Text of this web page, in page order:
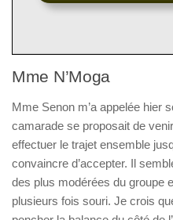
Mme N’Moga
Mme Senon m’a appelée hier
camarade se proposait de
effectuer le trajet ensemble
convaincre d’accepter. Il
des plus modérées du groupe
plusieurs fois souri. Je crois